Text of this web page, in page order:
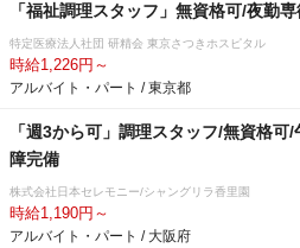
「福祉調理スタッフ」無資格可/夜勤
特定医療法人社団 研精会 東京さつきホスピタル
時給1,226円～
アルバイト・パート / 東京都
「週3から可」調理スタッフ/無資格
障完備
株式会社日本セレモニー/シャングリラ香里園
時給1,190円～
アルバイト・パート / 大阪府